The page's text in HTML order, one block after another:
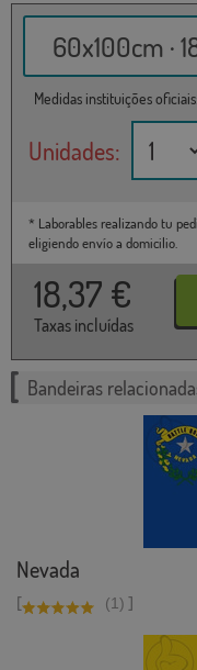
60x100cm ·
Medidas instituições
Unidades:
* Laborables realizando tu
eligiendo envío a domicilio.
18,37 €
Taxas incluídas
Bandeiras
Nevada
[ (1) ]